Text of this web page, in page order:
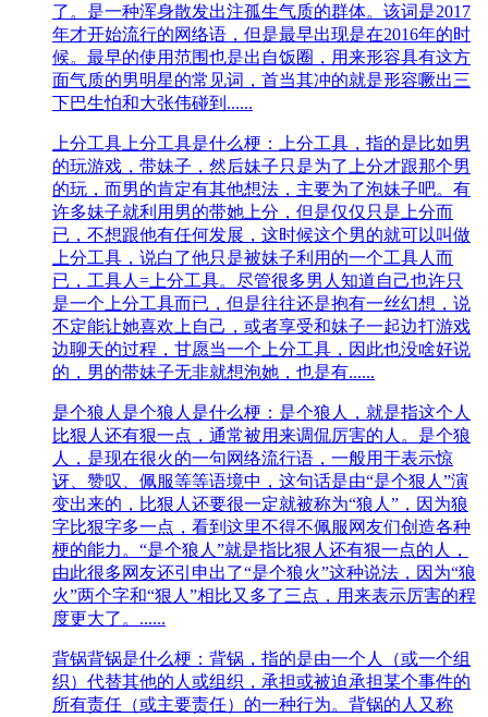
了。是一种浑身散发出注孤生气质的群体。该词是2017
年才开始流行的网络语，但是最早出现是在2016年的时
候。最早的使用范围也是出自饭圈，用来形容具有这方
面气质的男明星的常见词，首当其冲的就是形容噘出三
下巴生怕和大张伟碰到......
上分工具 上分工具是什么梗：上分工具，指的是比如男
的玩游戏，带妹子，然后妹子只是为了上分才跟那个男
的玩，而男的肯定有其他想法，主要为了泡妹子吧。有
许多妹子就利用男的带她上分，但是仅仅只是上分而
已，不想跟他有任何发展，这时候这个男的就可以叫做
上分工具，说白了他只是被妹子利用的一个工具人而
已，工具人=上分工具。尽管很多男人知道自己也许只
是一个上分工具而已，但是往往还是抱有一丝幻想，说
不定能让她喜欢上自己，或者享受和妹子一起边打游戏
边聊天的过程，甘愿当一个上分工具，因此也没啥好说
的，男的带妹子无非就想泡她，也是有......
是个狼人 是个狼人是什么梗：是个狼人，就是指这个人
比狠人还有狠一点，通常被用来调侃厉害的人。是个狼
人，是现在很火的一句网络流行语，一般用于表示惊
讶、赞叹、佩服等等语境中，这句话是由“是个狠人”演
变出来的，比狠人还要很一定就被称为“狼人”，因为狼
字比狠字多一点，看到这里不得不佩服网友们创造各种
梗的能力。“是个狼人”就是指比狠人还有狠一点的人，
由此很多网友还引申出了“是个狼火”这种说法，因为“狼
火”两个字和“狠人”相比又多了三点，用来表示厉害的程
度更大了。......
背锅背锅是什么梗：背锅，指的是由一个人（或一个组
织）代替其他的人或组织，承担或被迫承担某个事件的
所有责任（或主要责任）的一种行为。背锅的人又称